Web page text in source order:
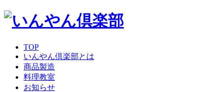
TOP
いんやん倶楽部とは
商品製造
料理教室
お知らせ